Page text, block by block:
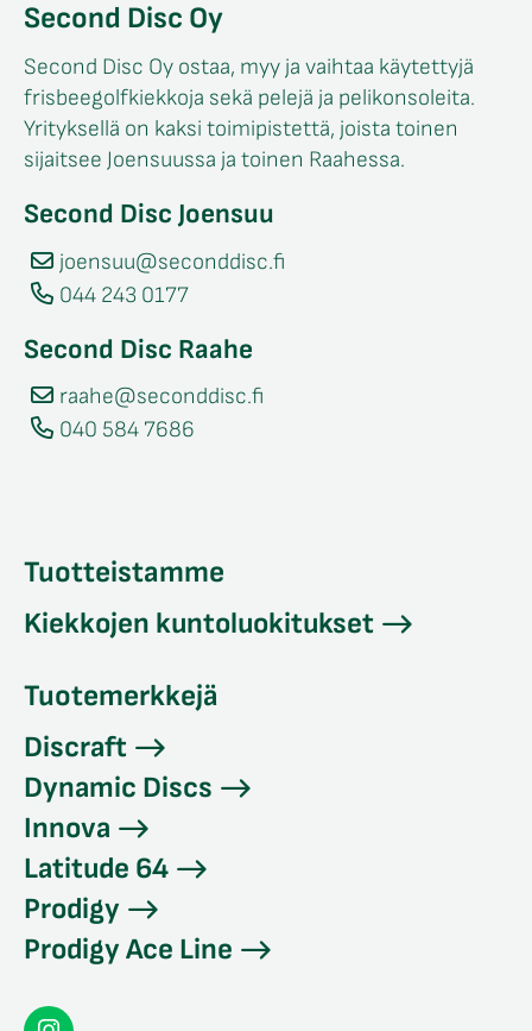
Second Disc Oy
Second Disc Oy ostaa, myy ja vaihtaa käytettyjä
frisbeegolfkiekkoja sekä pelejä ja pelikonsoleita.
Yrityksellä on kaksi toimipistettä, joista toinen
sijaitsee Joensuussa ja toinen Raahessa.
Second Disc Joensuu
joensuu@seconddisc.fi
044 243 0177
Second Disc Raahe
raahe@seconddisc.fi
040 584 7686
Tuotteistamme
Kiekkojen kuntoluokitukset
Tuotemerkkejä
Discraft
Dynamic Discs
Innova
Latitude 64
Prodigy
Prodigy Ace Line